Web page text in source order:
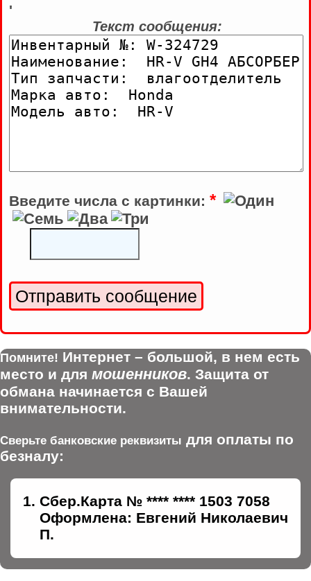
'
Текст сообщения:
Введите числа с картинки: *
Помните! Интернет – большой, в нем есть
место и для мошенников. Защита от
обмана начинается с Вашей
внимательности.
Сверьте банковские реквизиты для оплаты по
безналу:
Сбер.Карта № **** **** 1503 7058
Оформлена: Евгений Николаевич
П.